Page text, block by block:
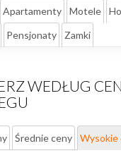
Apartamenty Motele
Pensjonaty Zamki
WEDŁUG CEN
Średnie ceny Wysokie